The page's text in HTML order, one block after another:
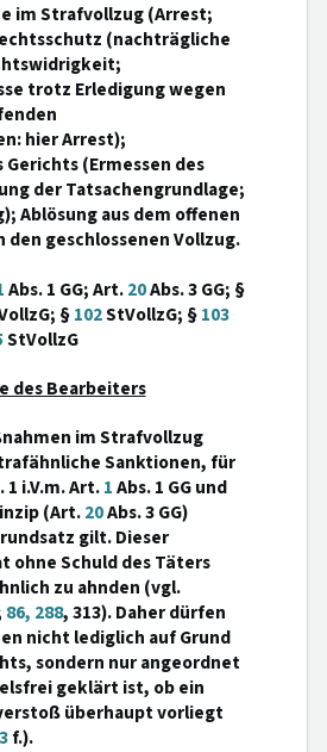
im Strafvollzug (Arrest;
(nachträgliche
trotz Erledigung wegen
hier Arrest);
(Ermessen des
der Tatsachengrundlage;
Ablösung aus dem offenen
den geschlossenen Vollzug.
Abs. 1 GG; Art.20Abs. 3 GG; §
§102StVollzG; §103
StVollzG
des Bearbeiters
im Strafvollzug
Sanktionen, für
1 i.V.m. Art.1Abs. 1 GG und
(Art.20Abs. 3 GG)
gilt. Dieser
ohne Schuld des Täters
zu ahnden (vgl.
86, 288, 313). Daher dürfen
nicht lediglich auf Grund
sondern nur angeordnet
geklärt ist, ob ein
überhaupt vorliegt
f.).